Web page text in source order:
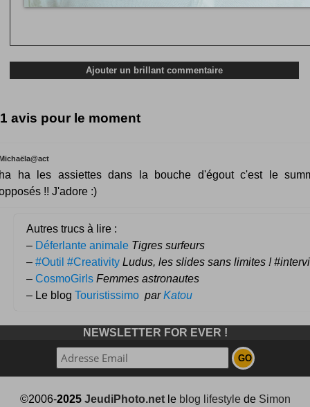
1 avis pour le moment
ha les assiettes dans la bouche d'égout c'est le
!! J'adore :)
Autres trucs à lire :
– Déferlante animale Tigres surfeurs
– #Outil #Creativity Ludus, les slides sans limites !
– CosmoGirls Femmes astronautes
– Le blog Touristissimo parKatou
NEWSLETTER FOR EVER !
©2006-2025 JeudiPhoto.netle blog lifestylede Simon